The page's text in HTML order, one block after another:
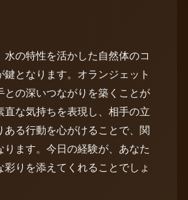
の特性を活かした自然体のコ
鍵となります。オランジェット
との深いつながりを築くことが
直な気持ちを表現し、相手の立
ある行動を心がけることで、関
ります。今日の経験が、あなた
りを添えてくれることでしょ